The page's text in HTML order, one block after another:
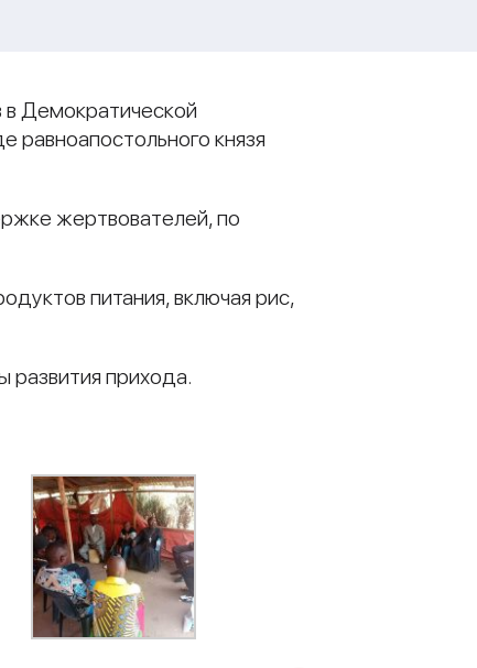
Демократической
князя
жертвователей, по
питания, включая рис,
развития прихода.